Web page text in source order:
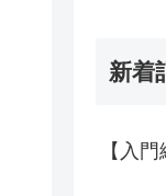
新着
【入